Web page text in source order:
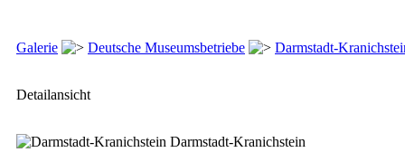
Galerie Deutsche Museumsbetriebe Darmstadt-
Detailansicht